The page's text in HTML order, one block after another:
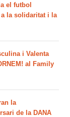
el futbol
la solidaritat i la
i Valenta
al Family
la
de la DANA